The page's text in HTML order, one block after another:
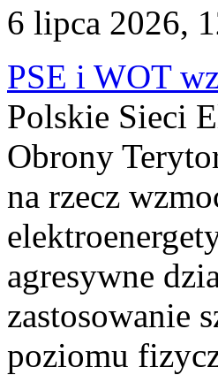
6 lipca 2026,
PSE i WOT
Polskie Sieci
Obrony
na rzecz
agresywne
zastosowanie
poziomu